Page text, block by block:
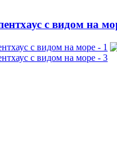
с видом на